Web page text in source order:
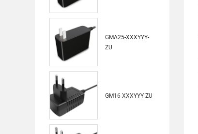
GMA25-XXXYYY-
ZU
GM16-XXXYYY-ZU